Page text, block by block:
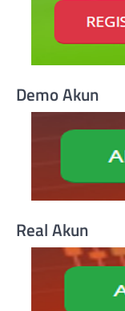
Demo Akun
Real Akun